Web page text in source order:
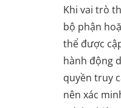
Khi vai trò
bộ phận
thể được
hành động
quyền truy
nên xác